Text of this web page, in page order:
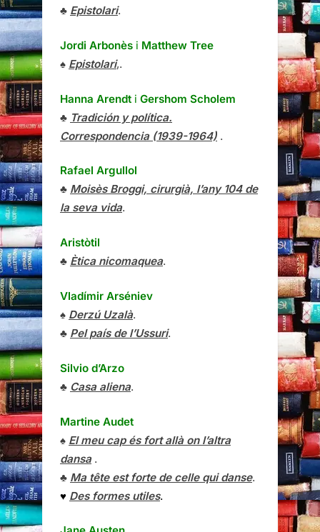
♣ Epistolari.
Jordi Arbonès i Matthew Tree
♠ Epistolari,.
Hanna Arendt i Gershom Scholem
♣ Tradición y política.
Correspondencia (1939-1964) .
Rafael Argullol
♣ Moisès Broggi, cirurgià, l’any 104 de
la seva vida.
Aristòtil
♣ Ètica nicomaquea.
Vladímir Arséniev
♠ Derzú Uzalà.
♣ Pel país de l’Ussuri.
Silvio d’Arzo
♣ Casa aliena.
Martine Audet
♠ El meu cap és fort allà on l’altra
dansa.
♣ Ma tête est forte de celle qui danse.
♥ Des formes utiles.